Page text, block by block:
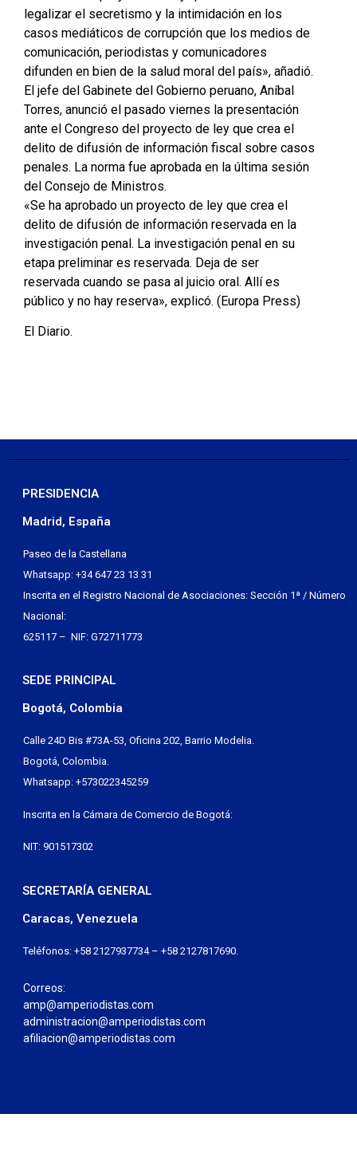
legalizar el secretismo y la intimidación en los
casos mediáticos de corrupción que los medios de
comunicación, periodistas y comunicadores
difunden en bien de la salud moral del país», añadió.
El jefe del Gabinete del Gobierno peruano, Aníbal
Torres, anunció el pasado viernes la presentación
ante el Congreso del proyecto de ley que crea el
delito de difusión de información fiscal sobre casos
penales. La norma fue aprobada en la última sesión
del Consejo de Ministros.
«Se ha aprobado un proyecto de ley que crea el
delito de difusión de información reservada en la
investigación penal. La investigación penal en su
etapa preliminar es reservada. Deja de ser
reservada cuando se pasa al juicio oral. Allí es
público y no hay reserva», explicó. (Europa Press)
El Diario.
PRESIDENCIA
Madrid, España
Paseo de la Castellana
Whatsapp: +34 647 23 13 31
Inscrita en el Registro Nacional de Asociaciones: Sección 1ª / Número
Nacional:
625117 – NIF: G72711773
SEDE PRINCIPAL
Bogotá, Colombia
Calle 24D Bis #73A-53, Oficina 202, Barrio Modelia.
Bogotá, Colombia.
Whatsapp: +573022345259
Inscrita en la Cámara de Comercio de Bogotá:
NIT: 901517302
SECRETARÍA GENERAL
Caracas, Venezuela
Teléfonos: +58 2127937734 – +58 2127817690.
Correos:
amp@amperiodistas.com
administracion@amperiodistas.com
afiliacion@amperiodistas.com